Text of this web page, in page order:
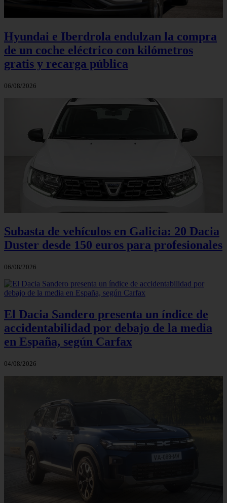
Hyundai e Iberdrola endulzan la compra
de un coche eléctrico con kilómetros
gratis y recarga pública
06/08/2026
Subasta de vehículos en Galicia: 20 Dacia
Duster desde 150 euros para profesionales
06/08/2026
El Dacia Sandero presenta un índice de
accidentabilidad por debajo de la media
en España, según Carfax
04/08/2026